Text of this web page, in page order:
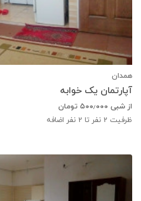
همدان
آپارتمان یک خوابه
از شبی ۵۰۰٫۰۰۰ تومان
ظرفیت 2 نفر تا 2 نفر اضافه